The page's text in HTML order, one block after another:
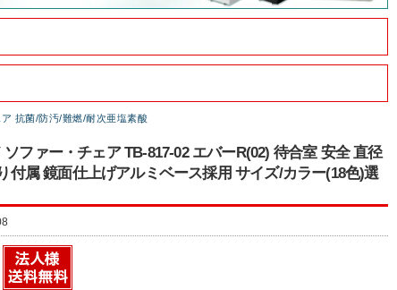
ア 抗菌/防汚/難燃/耐次亜塩素酸
ファー・チェア TB-817-02 エバーR(02) 待合室 安全 直径
付属 鏡面仕上げアルミベース採用 サイズ/カラー(18色)選